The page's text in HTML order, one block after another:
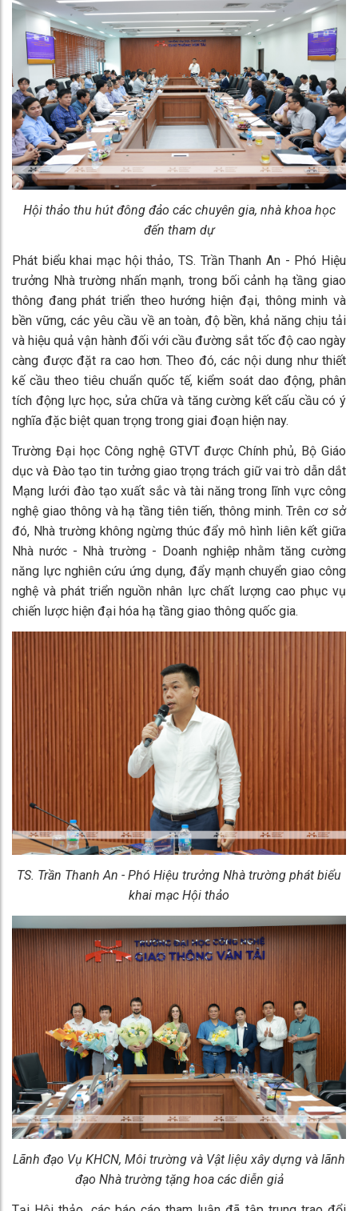
Hội thảo thu hút đông đảo các chuyên gia, nhà khoa học
đến tham dự
Phát biểu khai mạc hội thảo, TS. Trần Thanh An - Phó Hiệu
trưởng Nhà trường nhấn mạnh, trong bối cảnh hạ tầng giao
thông đang phát triển theo hướng hiện đại, thông minh và
bền vững, các yêu cầu về an toàn, độ bền, khả năng chịu tải
và hiệu quả vận hành đối với cầu đường sắt tốc độ cao ngày
càng được đặt ra cao hơn. Theo đó, các nội dung như thiết
kế cầu theo tiêu chuẩn quốc tế, kiểm soát dao động, phân
tích động lực học, sửa chữa và tăng cường kết cấu cầu có ý
nghĩa đặc biệt quan trọng trong giai đoạn hiện nay.
Trường Đại học Công nghệ GTVT được Chính phủ, Bộ Giáo
dục và Đào tạo tin tưởng giao trọng trách giữ vai trò dẫn dắt
Mạng lưới đào tạo xuất sắc và tài năng trong lĩnh vực công
nghệ giao thông và hạ tầng tiên tiến, thông minh. Trên cơ sở
đó, Nhà trường không ngừng thúc đẩy mô hình liên kết giữa
Nhà nước - Nhà trường - Doanh nghiệp nhằm tăng cường
năng lực nghiên cứu ứng dụng, đẩy mạnh chuyển giao công
nghệ và phát triển nguồn nhân lực chất lượng cao phục vụ
chiến lược hiện đại hóa hạ tầng giao thông quốc gia.
TS. Trần Thanh An - Phó Hiệu trưởng Nhà trường phát biểu
khai mạc Hội thảo
Lãnh đạo Vụ KHCN, Môi trường và Vật liệu xây dựng và lãnh
đạo Nhà trường tặng hoa các diễn giả